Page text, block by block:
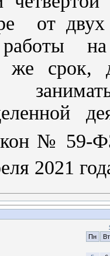
от
работы
срок,
№ 59-
2021
Пн
Вт